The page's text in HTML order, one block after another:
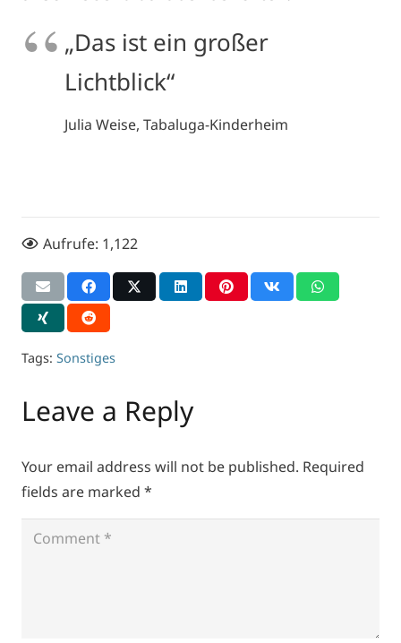
„Das ist ein großer
Lichtblick“
Julia Weise, Tabaluga-Kinderheim
Aufrufe: 1,122
Tags: Sonstiges
Leave a Reply
Your email address will not be published. Required
fields are marked *